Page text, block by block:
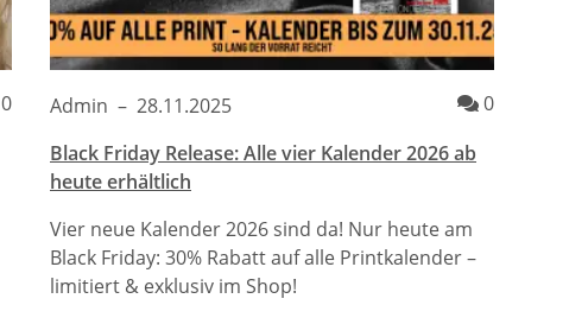
Kommentare
0
Admin – 28.11.2025
0
Black Friday Release: Alle vier Kalender 2026 ab
heute erhältlich
Vier neue Kalender 2026 sind da! Nur heute am
Black Friday: 30% Rabatt auf alle Printkalender –
limitiert & exklusiv im Shop!